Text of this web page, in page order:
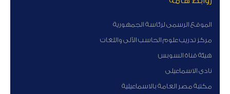
الموقع الرسمى لرئاسة الجمهورية
مركز تدريب علوم الحاسب الآلى واللغات
هيئة قناة السوبس
نادى الاسماعيلى
مكتبة مصر العامة بالاسماعيلية